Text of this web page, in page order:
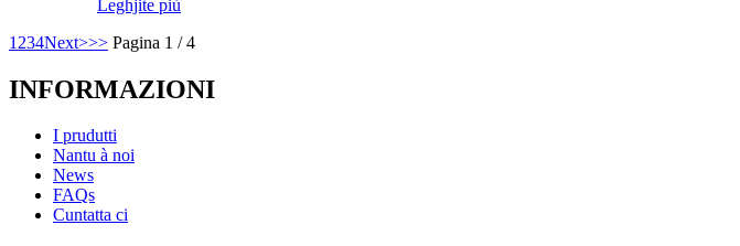
Leghjite più
1 234Next>>> Pagina 1 / 4
INFORMAZIONI
I prudutti
Nantu à noi
News
FAQs
Cuntatta ci